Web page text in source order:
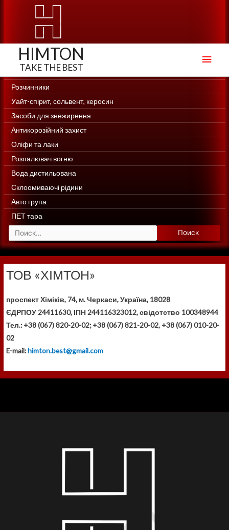
HIMTON
Розчинники
Уайт-спірит, сольвент, керосин
Засоби для знежирення
Антикорозійний захист
Оліфи та лаки
Розпалювач вогню
Вода дистильована
Склоомиваючі рідини
Авто група
ПЕТ тара
а
т
:
Контакти
ТОВ «ХІМТОН»
проспект Хіміків, 74, м. Черкаси, Україна, 18028
ЄДРПОУ 24411630, ІПН 244116323012, свідотство 100348944
Тел.: +38 (067) 820-20-02; +38 (067) 821-20-02, +38 (067) 010-20-
02
E-mail:himton.best@gmail.com
Создание сайтов, создание интернет-магазинов Web-Site.in.ua